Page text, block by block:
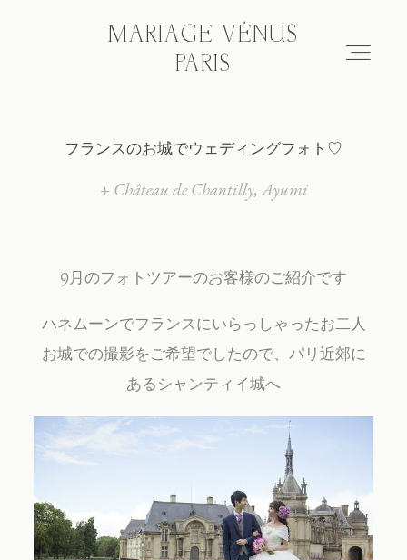
MARIAGE VÉNUS
PARIS
MARIAGE VÉNUS
PARIS
Hair & make-up
Blog
About
フランスのお城でウェディングフォト♡
+ Château de Chantilly Ayumi
9月のフォトツアーのお客様のご紹介です
ハネムーンでフランスにいらっしゃったお二人
お城での撮影をご希望でしたので、パリ近郊に
あるシャンティイ城へ